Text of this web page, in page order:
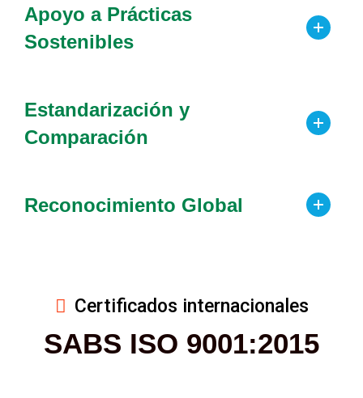
Apoyo a Prácticas
Sostenibles
Estandarización y
Comparación
Reconocimiento Global
Certificados internacionales
SABS ISO 9001:2015